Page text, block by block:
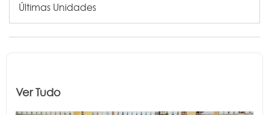
Últimas Unidades
Ver Tudo